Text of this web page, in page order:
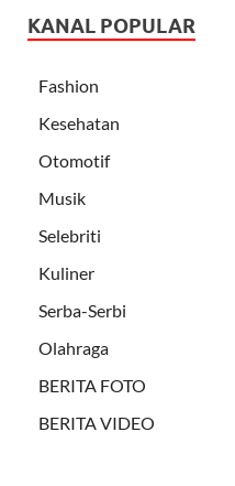
KANAL POPULAR
Fashion
Kesehatan
Otomotif
Musik
Selebriti
Kuliner
Serba-Serbi
Olahraga
BERITA FOTO
BERITA VIDEO